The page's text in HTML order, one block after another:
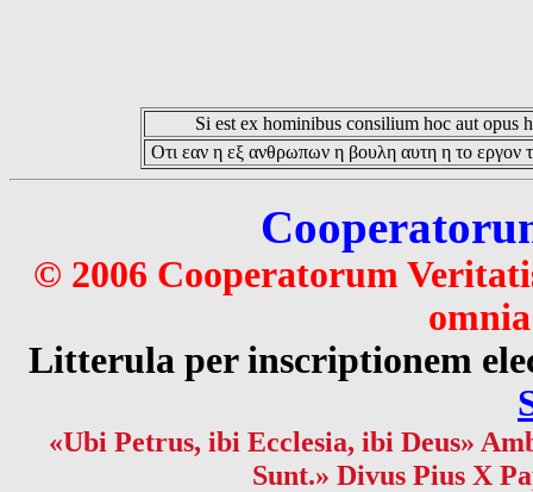
Si est ex hominibus consilium hoc aut opus
Οτι εαν η εξ ανθρωπων η βουλη αυτη η το εργον
© 2006 Cooperatorum
Litterula per inscriptionem
«Ubi Petrus, ibi Ecclesia, ibi Deus»
Sunt.» Divus Pius X